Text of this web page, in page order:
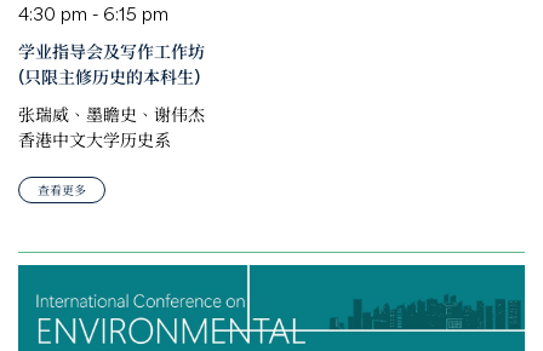
4:30 pm - 6:15 pm
学业指导会及写作工作坊
(只限主修历史的本科生)
张瑞威、墨瞻史、谢伟杰
香港中文大学历史系
查看更多